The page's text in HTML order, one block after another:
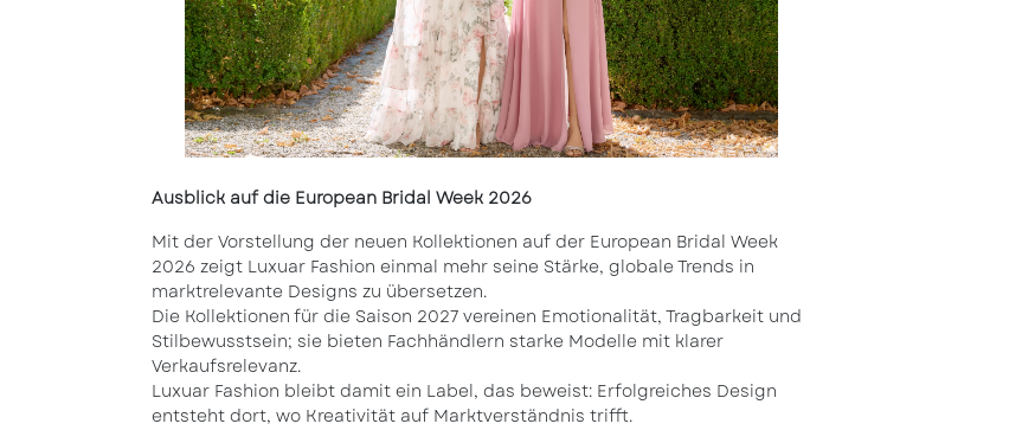
Ausblick auf die European Bridal Week 2026
Mit der Vorstellung der neuen Kollektionen auf der European Bridal Week
2026 zeigt Luxuar Fashion einmal mehr seine Stärke, globale Trends in
marktrelevante Designs zu übersetzen.
Die Kollektionen für die Saison 2027 vereinen Emotionalität, Tragbarkeit und
Stilbewusstsein; sie bieten Fachhändlern starke Modelle mit klarer
Verkaufsrelevanz.
Luxuar Fashion bleibt damit ein Label, das beweist: Erfolgreiches Design
entsteht dort, wo Kreativität auf Marktverständnis trifft.